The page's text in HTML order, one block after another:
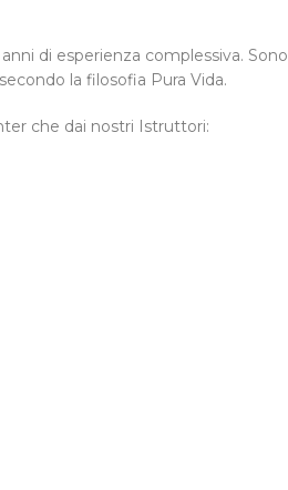
di esperienza complessiva. Sono
la filosofia Pura Vida.
che dai nostri Istruttori: